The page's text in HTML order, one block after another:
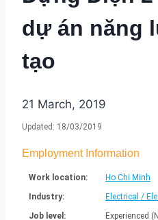
dự án năng
tạo
21 March, 2019
Updated: 18/03/2019
Employment Information
Work location: Ho Chi Minh
Industry:
Electrical /
Job level:
Experienced